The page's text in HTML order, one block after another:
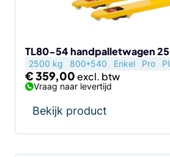
TL80-54 handpalletwagen
2500 kg 800*540 Enkel Pro
€359,00
Vraag naar levertijd
Bekijk product